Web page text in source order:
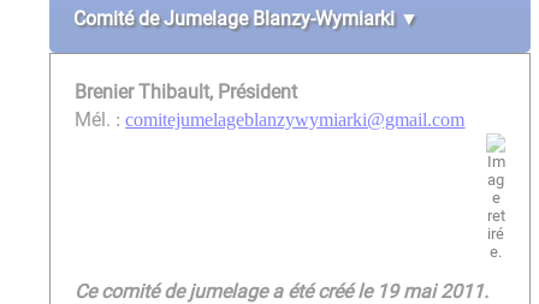
Comité de Jumelage Blanzy-Wymiarki ▼
Brenier Thibault, Président
Mél. :comitejumelageblanzywymiarki@gmail.com
Ce comité de jumelage a été créé le 19 mai 2011.